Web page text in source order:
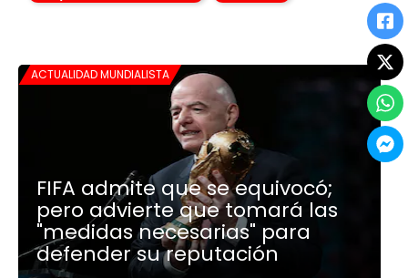
ACTUALIDAD MUNDIALISTA
FIFA admite que se equivocó;
pero advierte que tomará las
"medidas necesarias" para
defender su reputación